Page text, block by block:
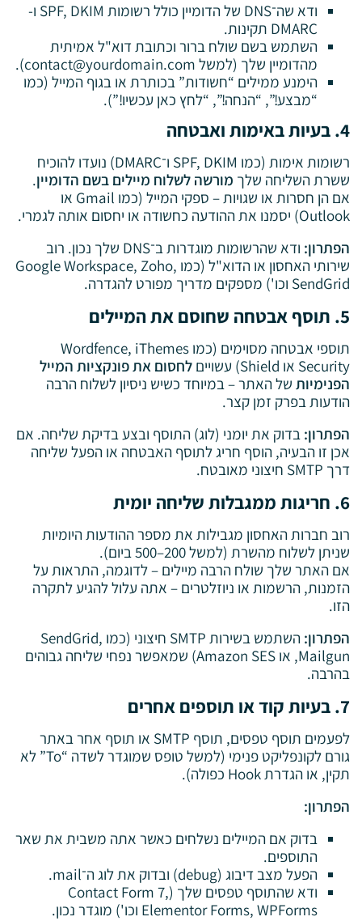
ודא שה־DNS של הדומיין כולל רשומות SPF, DKIM ו-
DMARC תקינות.
השתמש בשם שולח ברור וכתובת דוא"ל אמיתית
מהדומיין שלך (למשלcontact@yourdomain.com
).
הימנע ממילים “חשודות” בכותרת או בגוף המייל (כמו
“מבצע!”, “הנחה!”, “לחץ כאן עכשיו!”).
רשומות אימות (כמו SPF, DKIM ו־DMARC) נועדו להוכיח
ששרת השליחה שלךמורשה לשלוח מיילים בשם הדומיין.
אם הן חסרות או שגויות – ספקי המייל (כמו Gmail או
Outlook) יסמנו את ההודעה כחשודה או יחסום אותה לגמרי.
הפתרון:
ודא שהרשומות מוגדרות ב־DNS שלך נכון. רוב
שירותי האחסון או הדוא"ל (כמו Google Workspace, Zoho,
SendGrid וכו') מספקים מדריך מפורט להגדרה.
תוספי אבטחה מסוימים (כמו Wordfence, iThemes
Security או Shield) עשויים
לחסום את פונקציות המייל
הפנימיותשל האתר – במיוחד כשיש ניסיון לשלוח הרבה
הודעות בפרק זמן קצר.
הפתרון:בדוק את יומני (לוג) התוסף ובצע בדיקת שליחה. אם
אכן זו הבעיה, הוסף חריג לתוסף האבטחה או הפעל שליחה
דרך SMTP חיצוני מאובטח.
רוב חברות האחסון מגבילות את מספר ההודעות היומיות
שניתן לשלוח מהשרת (למשל 200–500 ביום).
אם האתר שלך שולח הרבה מיילים – לדוגמה, התראות על
הזמנות, הרשמות או ניוזלטרים – אתה עלול להגיע לתקרה
הזו.
הפתרון:
השתמש בשירות SMTP חיצוני (כמו SendGrid,
Mailgun, או Amazon SES) שמאפשר נפחי שליחה גבוהים
בהרבה.
לפעמים תוסף טפסים, תוסף SMTP או תוסף אחר באתר
גורם לקונפליקט פנימי (למשל טופס שמוגדר לשדה “To” לא
תקין, או הגדרת Hook כפולה).
הפתרון:
בדוק אם המיילים נשלחים כאשר אתה משבית את שאר
התוספים.
הפעל מצב דיבוג (debug) ובדוק את לוג ה־mail.
ודא שהתוסף טפסים שלך (Contact Form 7,
Elementor Forms, WPForms וכו') מוגדר נכון.